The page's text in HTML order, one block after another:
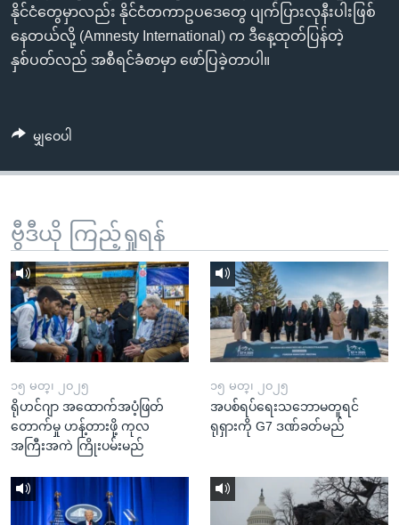
ကြည့်
ရန်
ရှာဖွေ
သို့
ဘာသာစကားများ
နိုင်ငံတွေမှာလည်း နိုင်ငံတကာဥပဒေတွေ ပျက်ပြားလုနီးပါးဖြစ်
နေတယ်လို့ (Amnesty International) က ဒီနေ့ထုတ်ပြန်တဲ့
နှစ်ပတ်လည် အစီရင်ခံစာမှာ ဖော်ပြခဲ့တာပါ။
မျှဝေပါ
ဗွီဒီယို ကြည့်ရှုရန်
၁၅ မတ္၊ ၂၀၂၅
ရိုဟင်ဂျာ အထောက်အပံ့ဖြတ်
တောက်မှု ဟန့်တားဖို့ ကုလ
အကြီးအကဲ ကြိုးပမ်းမည်
၁၅ မတ္၊ ၂၀၂၅
အပစ်ရပ်ရေးသဘောမတူရင်
ရုရှားကို G7 ဒဏ်ခတ်မည်